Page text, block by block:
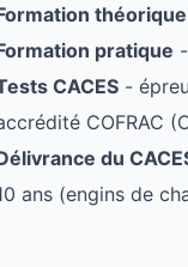
théorique
pratique
CACES -
COFRAC
du
ans (engins de